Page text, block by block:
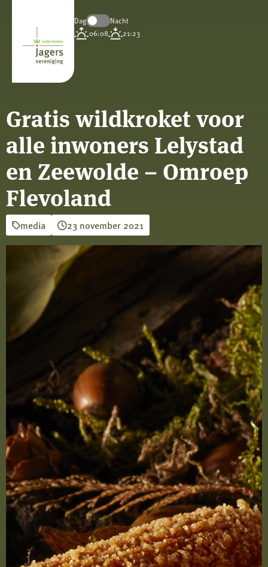
Koninklijke
Nederlandse
Jagersvereniging
Dag
Nacht
06:08
21:23
Gratis wildkroket voor
alle inwoners Lelystad
en Zeewolde – Omroep
Flevoland
media 23 november 2021